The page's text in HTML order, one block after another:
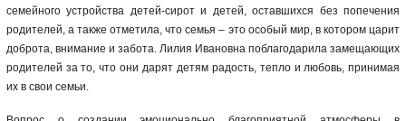
семейного устройства детей-сирот и детей, оставшихся без попечения
родителей, а также отметила, что семья – это особый мир, в котором царит
доброта, внимание и забота. Лилия Ивановна поблагодарила замещающих
родителей за то, что они дарят детям радость, тепло и любовь, принимая
их в свои семьи.